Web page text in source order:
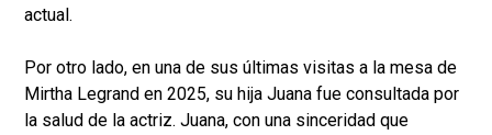
actual.
Por otro lado, en una de sus últimas visitas a la mesa de
Mirtha Legrand en 2025, su hija Juana fue consultada por
la salud de la actriz. Juana, con una sinceridad que